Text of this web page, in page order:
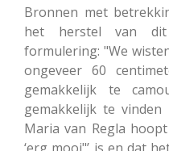
Bronnen met
het herstel van
formulering: "We
ongeveer 60
gemakkelijk te
gemakkelijk te vinden
Maria van Regla